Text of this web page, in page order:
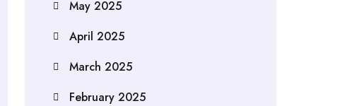
May 2025
April 2025
March 2025
February 2025